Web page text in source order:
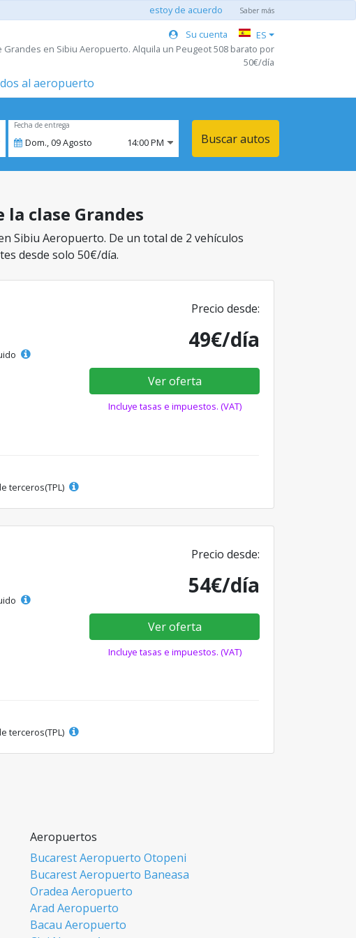
estoy de acuerdo Saber más
Su cuenta
ES
Grandes en Sibiu Aeropuerto. Alquila un Peugeot 508 barato por
50€/día
al aeropuerto
Fecha de entrega
Dom.,09Agosto 14:00 PM Buscar autos
clase Grandes
Sibiu Aeropuerto. De un total de 2 vehículos
desde solo 50€/día.
Precio desde:
49€/día
Ver oferta
Incluye tasas e impuestos. (VAT)
terceros(TPL)
Precio desde:
54€/día
Ver oferta
Incluye tasas e impuestos. (VAT)
terceros(TPL)
Aeropuertos
Bucarest Aeropuerto Otopeni
Bucarest Aeropuerto Baneasa
Oradea Aeropuerto
Arad Aeropuerto
Bacau Aeropuerto